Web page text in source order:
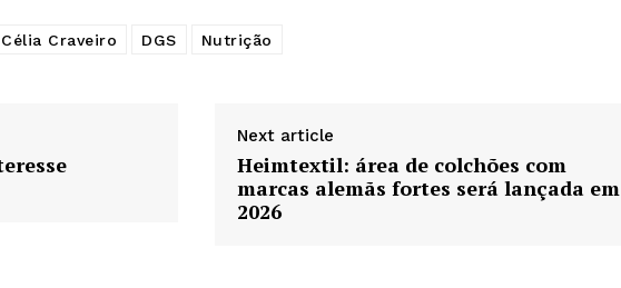
Célia Craveiro DGS Nutrição
Next article
Heimtextil: área de colchões com
marcas alemãs fortes será lançada em
2026